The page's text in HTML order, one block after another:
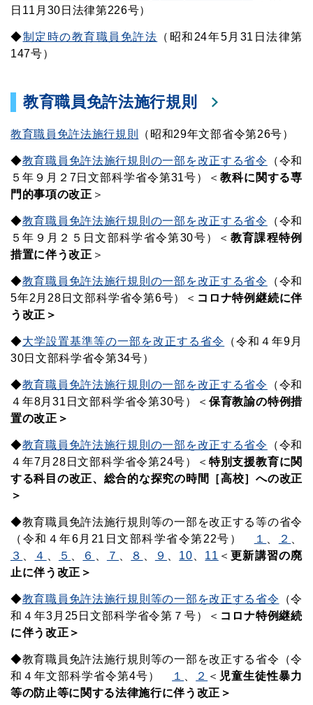
日11月30日法律第226号）
◆制定時の教育職員免許法 （昭和24年5月31日法律第
147号）
教育職員免許法施行規則
教育職員免許法施行規則 （昭和29年文部省令第26号）
◆教育職員免許法施行規則の一部を改正する省令
（令和
５年９月２7日文部科学省令第31号）＜ 教科に関する専
門的事項の改正 ＞
◆教育職員免許法施行規則の一部を改正する省令
（令和
５年９月２５日文部科学省令第30号）＜ 教育課程特例
措置に伴う改正 ＞
◆教育職員免許法施行規則の一部を改正する省令
（令和
5年2月28日文部科学省令第6号）＜ コロナ特例継続に伴
う改正＞
◆大学設置基準等の一部を改正する省令
（令和４年9月
30日文部科学省令第34号）
◆教育職員免許法施行規則の一部を改正する省令
（令和
４年8月31日文部科学省令第30号）＜ 保育教諭の特例措
置の改正＞
◆教育職員免許法施行規則の一部を改正する省令
（令和
４年7月28日文部科学省令第24号）＜ 特別支援教育に関
する科目の改正、総合的な探究の時間［高校］への改正
＞
◆教育職員免許法施行規則等の一部を改正する等の省令
（令和４年6月21日文部科学省令第22号）
１ ２
３
４ ５ ６ ７ ８ ９ 10 11 ＜ 更新講習の廃
止に伴う改正＞
◆教育職員免許法施行規則等の一部を改正する省令 （令
和４年3月25日文部科学省令第７号）＜ コロナ特例継続
に伴う改正＞
◆教育職員免許法施行規則等の一部を改正する省令（令
和４年文部科学省令第4号）
１ ２ ＜ 児童生徒性暴力
等の防止等に関する法律施行に伴う改正＞